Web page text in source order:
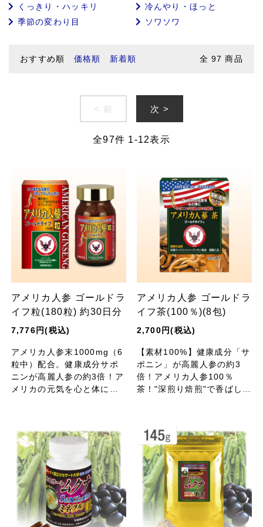
くっきり・ハッキリ
冷んやり・ほっと
季節の変わり目
ソワソワ
おすすめ順 価格順 新着順 全 97 商品
< 前 次 >
全97件 1-12表示
アメリカ人参 ゴールドラ
イフ粒(180粒) 約30日分
7,776円(税込)
アメリカ人参末1000mg（6
粒中）配合。健康成分サポ
ニンが高麗人参の約3倍！ア
メリカの元気を心と体に。
アメリカ人参 ゴールドラ
イフ茶(100％)(8包)
2,700円(税込)
【素材100%】健康成分「サ
ポニン」が高麗人参の約3
倍！アメリカ人参100％
茶！"深煎り焙煎"で香ばしさ